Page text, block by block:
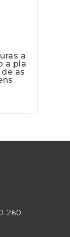
a
a pla
as
260